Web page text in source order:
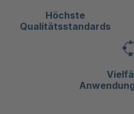
Höchste
Qualitätsstandards